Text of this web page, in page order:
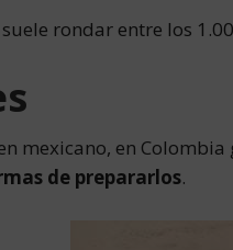
rondar entre los
mexicano, en
de prepararlos.